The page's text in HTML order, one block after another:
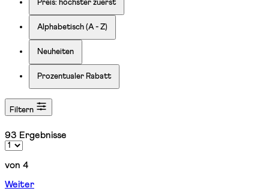
Preis: höchster zuerst
Alphabetisch (A - Z)
Neuheiten
Prozentualer Rabatt
Filtern
93 Ergebnisse
von 4
Weiter